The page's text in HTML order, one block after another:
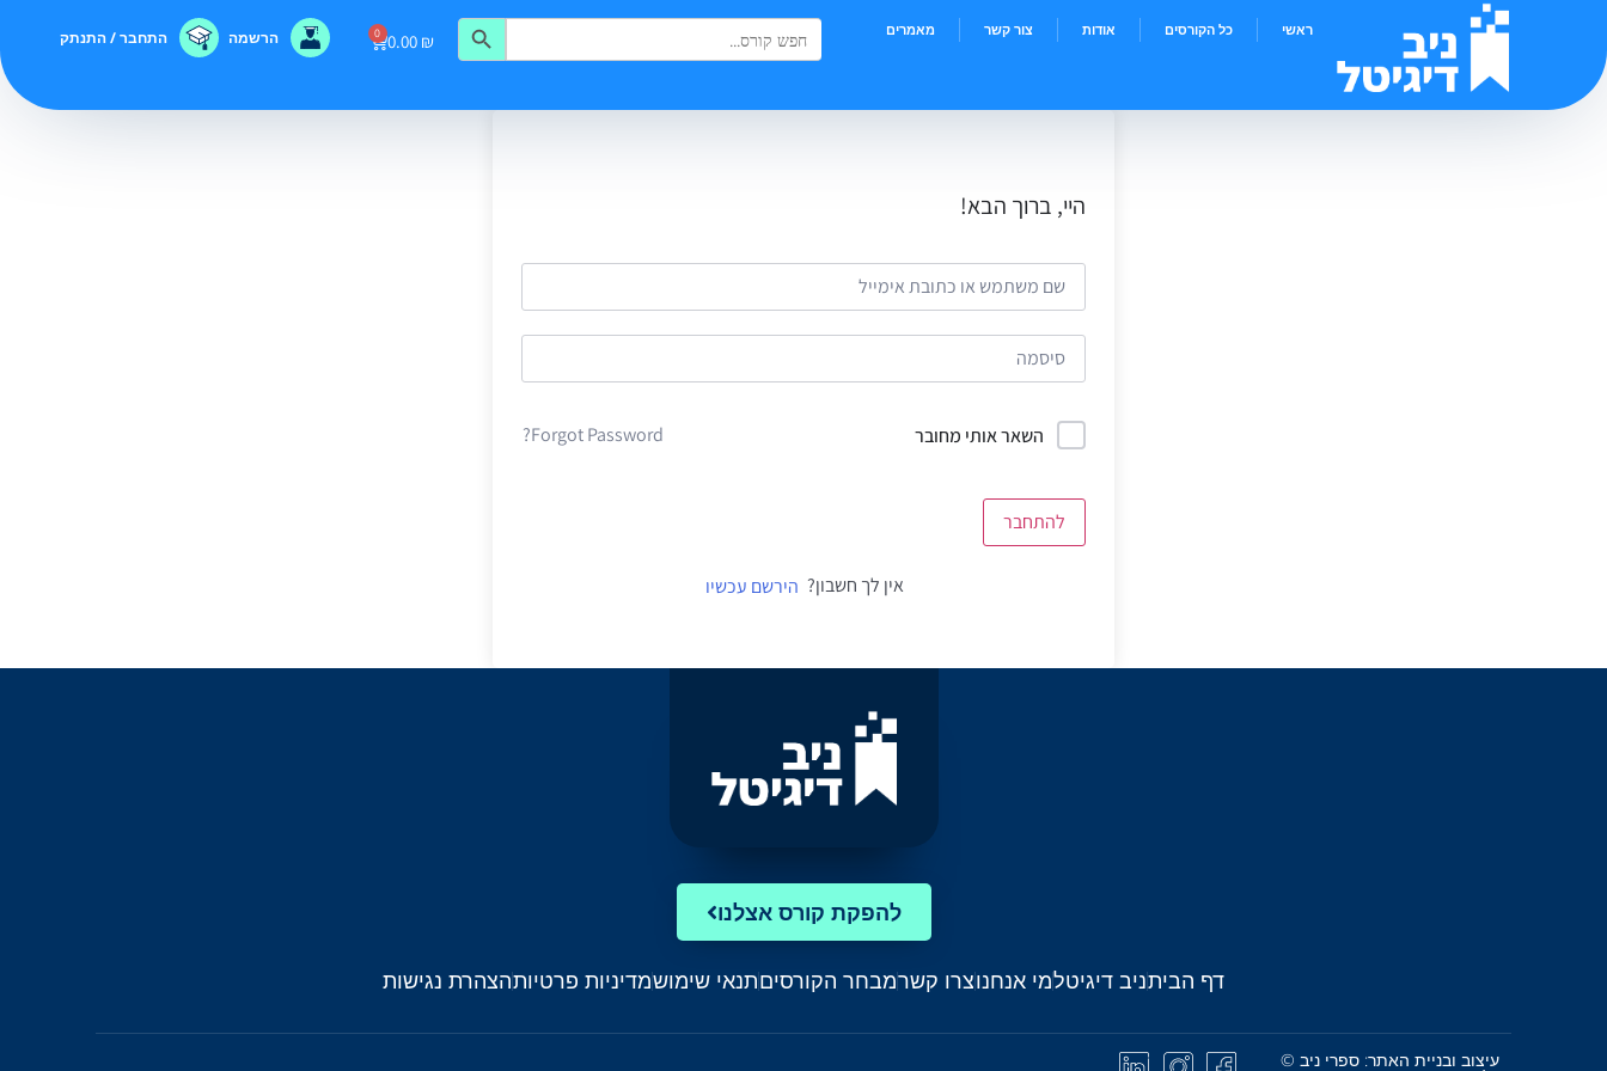
ראשי כל הקורסים אודות צור קשר מאמרים Search
for:
Search Button
0.00 ₪
0 הרשמה התחבר / התנתק
היי, ברוך הבא!
השאר אותי מחובר Forgot Password?
להתחבר
אין לך חשבון? הירשם עכשיו
להפקת קורס אצלנו
דף הביתניב דיגיטלמי אנחנוצרו קשרמבחר הקורסיםתנאי שימושמדיניות פרטיותהצהרת נגישות
עיצוב ובניית האתר: ספרי ניב ©